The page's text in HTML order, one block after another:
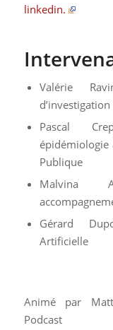
linkedin.
Valérie
Pascal
épidémiologie
Publique
Malvina
Gérard
Artificielle
Animé par
Podcast